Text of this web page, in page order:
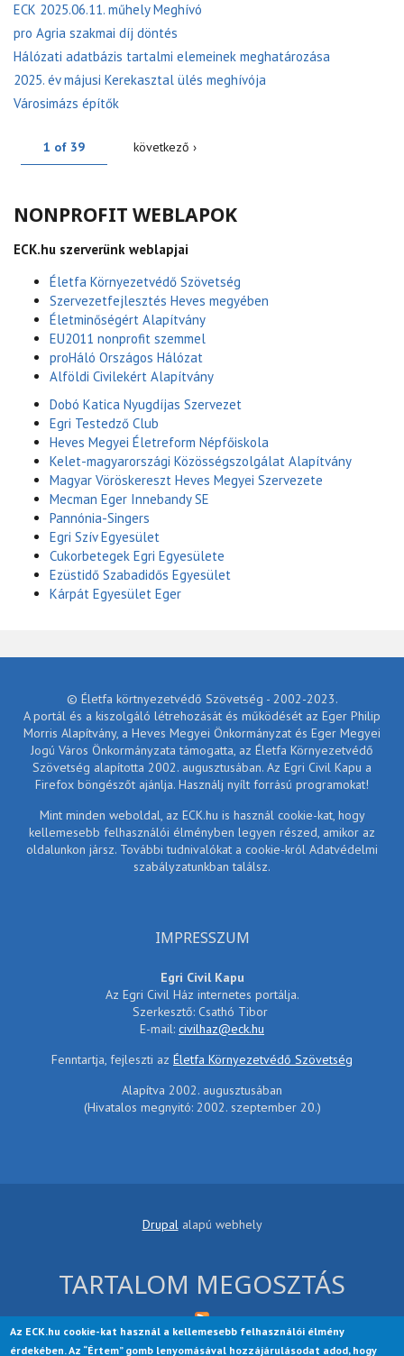
Az ECK.hu cookie-kat használ a kellemesebb felhasználói élmény
érdekében. Az “Értem” gomb lenyomásával hozzájárulásodat adod, hogy
ECK 2025.06.11. műhely Meghívó
pro Agria szakmai díj döntés
Hálózati adatbázis tartalmi elemeinek meghatározása
2025. év májusi Kerekasztal ülés meghívója
Városimázs építők
1 of 39 következő ›
NONPROFIT WEBLAPOK
ECK.hu szerverünk weblapjai
Életfa Környezetvédő Szövetség
Szervezetfejlesztés Heves megyében
Életminőségért Alapítvány
EU2011 nonprofit szemmel
proHáló Országos Hálózat
Alföldi Civilekért Alapítvány
Dobó Katica Nyugdíjas Szervezet
Egri Testedző Club
Heves Megyei Életreform Népfőiskola
Kelet-magyarországi Közösségszolgálat Alapítvány
Magyar Vöröskereszt Heves Megyei Szervezete
Mecman Eger Innebandy SE
Pannónia-Singers
Egri Szív Egyesület
Cukorbetegek Egri Egyesülete
Ezüstidő Szabadidős Egyesület
Kárpát Egyesület Eger
© Életfa körtnyezetvédő Szövetség - 2002-2023.
A portál és a kiszolgáló létrehozását és működését az Eger Philip
Morris Alapítvány, a Heves Megyei Önkormányzat és Eger Megyei
Jogú Város Önkormányzata támogatta, az Életfa Környezetvédő
Szövetség alapította 2002. augusztusában. Az Egri Civil Kapu a
Firefox böngészőt ajánlja. Használj nyílt forrású programokat!
Mint minden weboldal, az ECK.hu is használ cookie-kat, hogy
kellemesebb felhasználói élményben legyen részed, amikor az
oldalunkon jársz. További tudnivalókat a cookie-król Adatvédelmi
szabályzatunkban találsz.
IMPRESSZUM
Egri Civil Kapu
Az Egri Civil Ház internetes portálja.
Szerkesztő: Csathó Tibor
E-mail: civilhaz@eck.hu
Fenntartja, fejleszti az Életfa Környezetvédő Szövetség
Alapítva 2002. augusztusában
(Hivatalos megnyitó: 2002. szeptember 20.)
Drupalalapú webhely
TARTALOM MEGOSZTÁS